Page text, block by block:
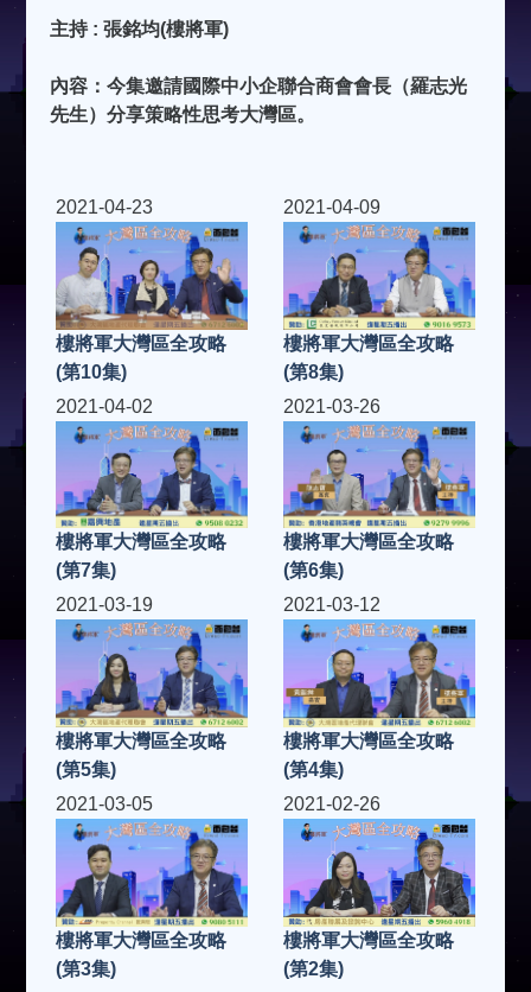
主持 : 張銘均(樓將軍)
內容：今集邀請國際中小企聯合商會會長（羅志光
先生）分享策略性思考大灣區。
2021-04-23
樓將軍大灣區全攻略
(第10集)
2021-04-09
樓將軍大灣區全攻略
(第8集)
2021-04-02
樓將軍大灣區全攻略
(第7集)
2021-03-26
樓將軍大灣區全攻略
(第6集)
2021-03-19
樓將軍大灣區全攻略
(第5集)
2021-03-12
樓將軍大灣區全攻略
(第4集)
2021-03-05
樓將軍大灣區全攻略
(第3集)
2021-02-26
樓將軍大灣區全攻略
(第2集)